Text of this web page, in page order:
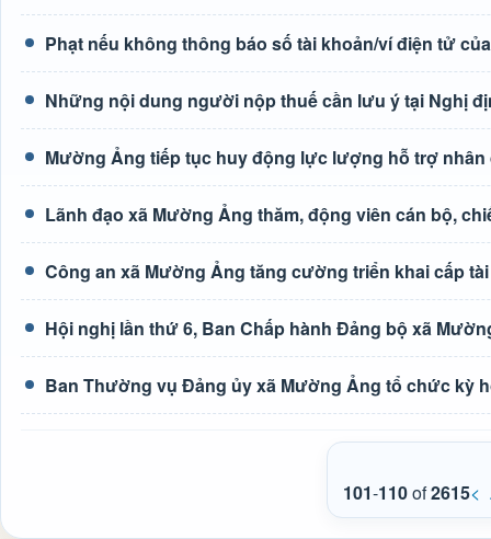
Phạt nếu không thông báo số tài khoản/ví điện tử
Những nội dung người nộp thuế cần lưu ý tại Nghị
Mường Ảng tiếp tục huy động lực lượng hỗ trợ nhân
Lãnh đạo xã Mường Ảng thăm, động viên cán bộ,
Công an xã Mường Ảng tăng cường triển khai cấp
Hội nghị lần thứ 6, Ban Chấp hành Đảng bộ xã
Ban Thường vụ Đảng ủy xã Mường Ảng tổ chức kỳ
101-110of2615<